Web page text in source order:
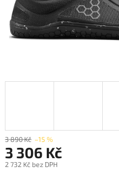
3 890 Kč –15 %
3 306 Kč
2 732 Kč bez DPH